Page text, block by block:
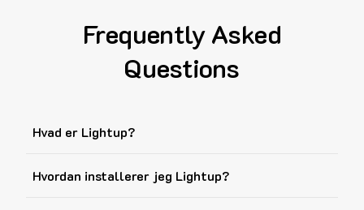
Frequently Asked
Questions
Hvad er Lightup?
Hvordan installerer jeg Lightup?